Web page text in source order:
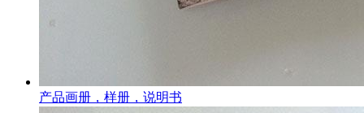
产品画册，样册，说明书